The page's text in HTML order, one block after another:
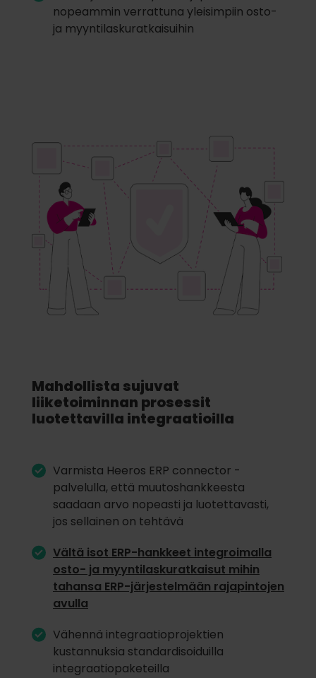
nopeammin verrattuna yleisimpiin osto-
ja myyntilaskuratkaisuihin
Mahdollista sujuvat
liiketoiminnan prosessit
luotettavilla integraatioilla
Varmista Heeros ERP connector -
palvelulla, että muutoshankkeesta
saadaan arvo nopeasti ja luotettavasti,
jos sellainen on tehtävä
Vältä isot ERP-hankkeet integroimalla
osto- ja myyntilaskuratkaisut mihin
tahansa ERP-järjestelmään rajapintojen
avulla
Vähennä integraatioprojektien
kustannuksia standardisoiduilla
integraatiopaketeilla